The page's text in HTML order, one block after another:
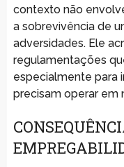
contexto não
a sobrevivência de
adversidades. Ele
regulamentações
especialmente para
precisam operar em